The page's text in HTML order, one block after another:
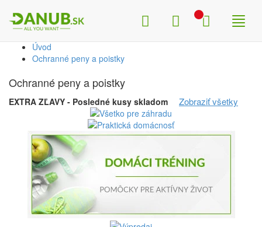
Shop
Menu
Search
Úvod
Ochranné peny a poistky
Ochranné peny a poistky
EXTRA ZĽAVY - Posledné kusy skladom Zobraziť všetky